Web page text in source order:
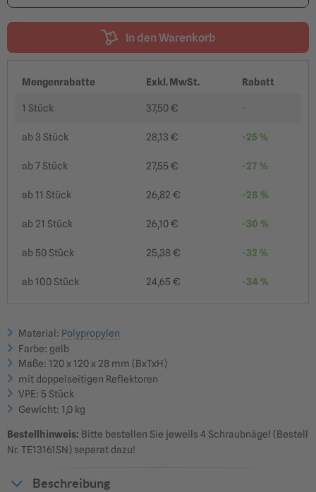
In den Warenkorb
Mengenrabatte Exkl. MwSt. Rabatt
1 Stück 37,50 € -
ab3 Stück 28,13 € -25 %
ab7 Stück 27,55 € -27 %
ab11 Stück 26,82 € -28 %
ab 21 Stück 26,10 € -30 %
ab50 Stück 25,38 € -32 %
ab100 Stück 24,65 € -34 %
Material: Polypropylen
Farbe: gelb
Maße: 120 x 120 x 28 mm (BxTxH)
mit doppelseitigen Reflektoren
VPE: 5 Stück
Gewicht: 1,0 kg
Bestellhinweis: Bitte bestellen Sie jeweils 4 Schraubnägel (Bestell
Nr. TE13161SN) separat dazu!
Beschreibung